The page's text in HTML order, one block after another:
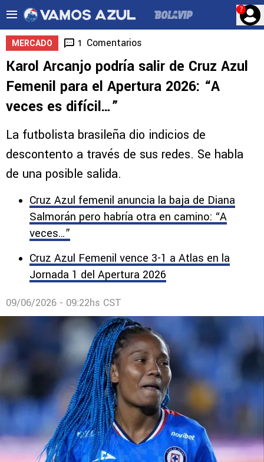
?
MERCADO 1 Comentarios
Karol Arcanjo podría salir de Cruz Azul
Femenil para el Apertura 2026: “A
veces es difícil…”
La futbolista brasileña dio indicios de
descontento a través de sus redes. Se habla
de una posible salida.
Cruz Azul femenil anuncia la baja de Diana
Salmorán pero habría otra en camino: “A
veces…”
Cruz Azul Femenil vence 3-1 a Atlas en la
Jornada 1 del Apertura 2026
09/06/2026 - 09:22hs CST